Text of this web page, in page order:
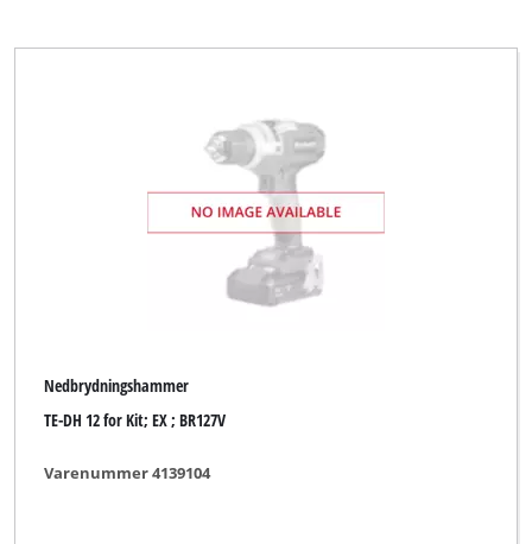
Nedbrydningshammer
TE-DH 12 for Kit; EX ; BR127V
Varenummer 4139104